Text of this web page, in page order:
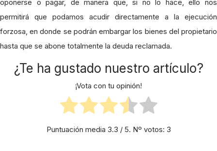
oponerse o pagar, de manera que, si no lo hace, ello nos
permitirá que podamos acudir directamente a la ejecución
forzosa, en donde se podrán embargar los bienes del propietario
hasta que se abone totalmente la deuda reclamada.
¿Te ha gustado nuestro artículo?
¡Vota con tu opinión!
Puntuación media 3.3 / 5. Nº votos: 3